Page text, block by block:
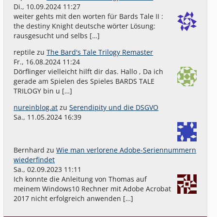
Di., 10.09.2024 11:27
weiter gehts mit den worten für Bards Tale II :
the destiny Knight deutsche wörter Lösung:
rausgesucht und selbs […]
reptile zuThe Bard's Tale Trilogy Remaster
Fr., 16.08.2024 11:24
Dörflinger vielleicht hilft dir das. Hallo , Da ich
gerade am Spielen des Spieles BARDS TALE
TRILOGY bin u […]
nureinblog.at zuSerendipity und die DSGVO
Sa., 11.05.2024 16:39
Bernhard zuWie man verlorene Adobe-Seriennummern
wiederfindet
Sa., 02.09.2023 11:11
Ich konnte die Anleitung von Thomas auf
meinem Windows10 Rechner mit Adobe Acrobat
2017 nicht erfolgreich anwenden […]